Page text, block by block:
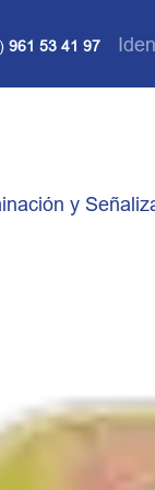
961 53 41 97
y